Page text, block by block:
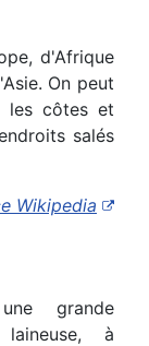
d'Afrique
On peut
les côtes et
salés
Wikipedia
grande
à